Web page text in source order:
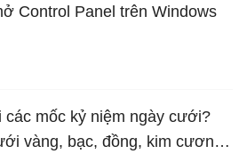
Control Panel trên Windows
các mốc kỷ niệm ngày cưới?
vàng, bạc, đồng, kim cương